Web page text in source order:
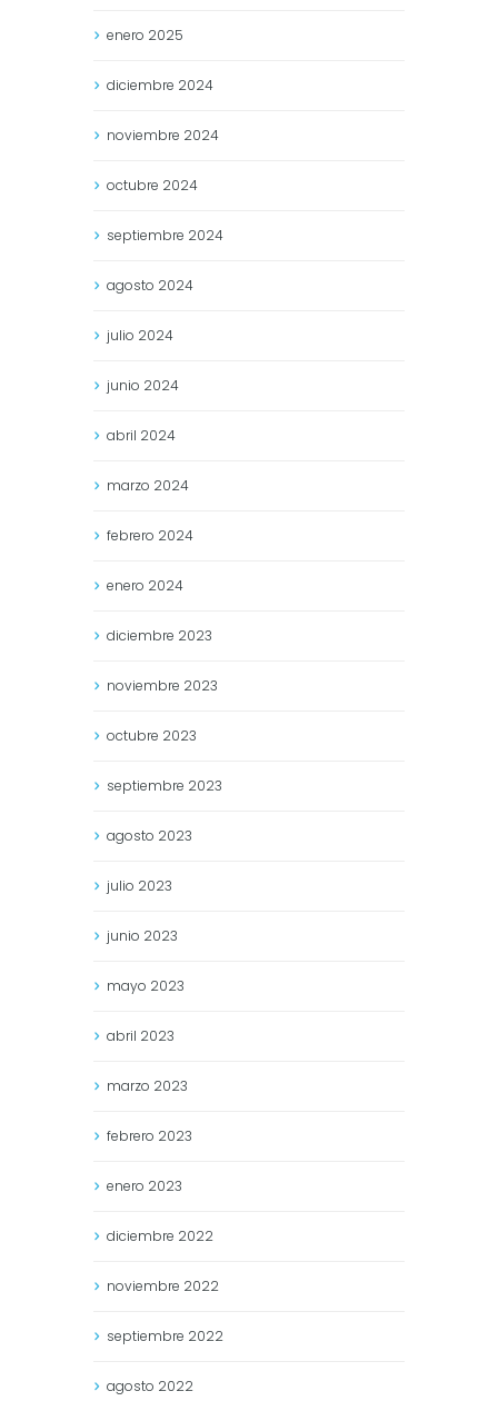
enero 2025
diciembre 2024
noviembre 2024
octubre 2024
septiembre 2024
agosto 2024
julio 2024
junio 2024
abril 2024
marzo 2024
febrero 2024
enero 2024
diciembre 2023
noviembre 2023
octubre 2023
septiembre 2023
agosto 2023
julio 2023
junio 2023
mayo 2023
abril 2023
marzo 2023
febrero 2023
enero 2023
diciembre 2022
noviembre 2022
septiembre 2022
agosto 2022